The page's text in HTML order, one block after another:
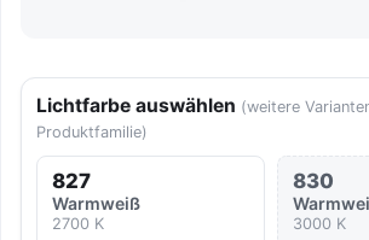
Lichtfarbe auswählen (weitere
Produktfamilie)
827
Warmweiß
2700 K
830
3000 K